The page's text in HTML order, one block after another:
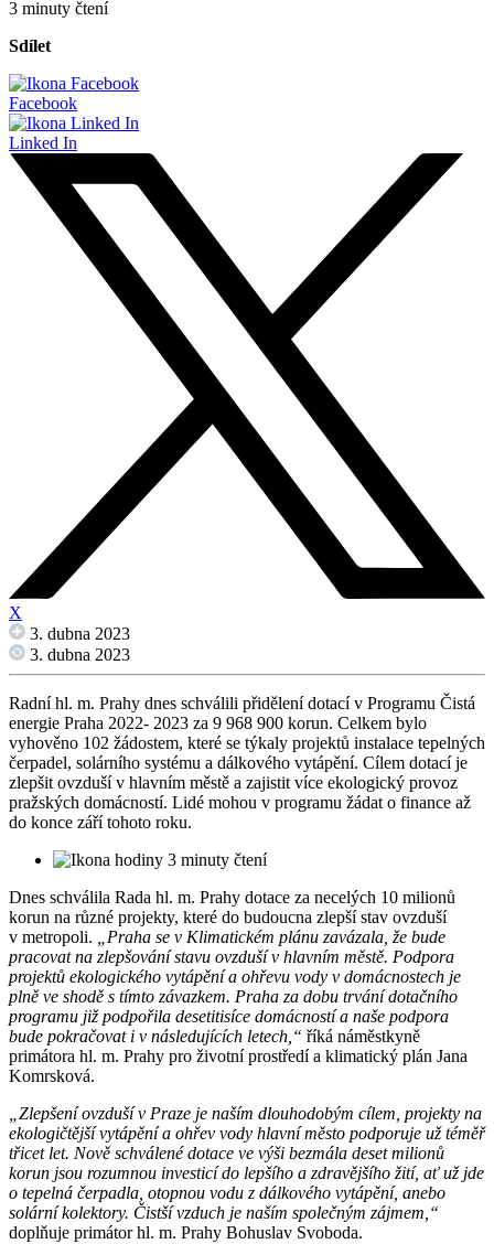
3 minuty čtení
Sdílet
Facebook
Linked In
X
3. dubna 2023
3. dubna 2023
Radní hl. m. Prahy dnes schválili přidělení dotací v Programu Čistá
energie Praha 2022- 2023 za 9 968 900 korun. Celkem bylo
vyhověno 102 žádostem, které se týkaly projektů instalace tepelných
čerpadel, solárního systému a dálkového vytápění. Cílem dotací je
zlepšit ovzduší v hlavním městě a zajistit více ekologický provoz
pražských domácností. Lidé mohou v programu žádat o finance až
do konce září tohoto roku.
3 minuty čtení
Dnes schválila Rada hl. m. Prahy dotace za necelých 10 milionů
korun na různé projekty, které do budoucna zlepší stav ovzduší
v metropoli. „Praha se v Klimatickém plánu zavázala, že bude
pracovat na zlepšování stavu ovzduší v hlavním městě. Podpora
projektů ekologického vytápění a ohřevu vody v domácnostech je
plně ve shodě s tímto závazkem. Praha za dobu trvání dotačního
programu již podpořila desetitisíce domácností a naše podpora
bude pokračovat i v následujících letech,“ říká náměstkyně
primátora hl. m. Prahy pro životní prostředí a klimatický plán Jana
Komrsková.
„Zlepšení ovzduší v Praze je naším dlouhodobým cílem, projekty na
ekologičtější vytápění a ohřev vody hlavní město podporuje už téměř
třicet let. Nově schválené dotace ve výši bezmála deset milionů
korun jsou rozumnou investicí do lepšího a zdravějšího žití, ať už jde
o tepelná čerpadla, otopnou vodu z dálkového vytápění, anebo
solární kolektory. Čistší vzduch je naším společným zájmem,“
doplňuje primátor hl. m. Prahy Bohuslav Svoboda.